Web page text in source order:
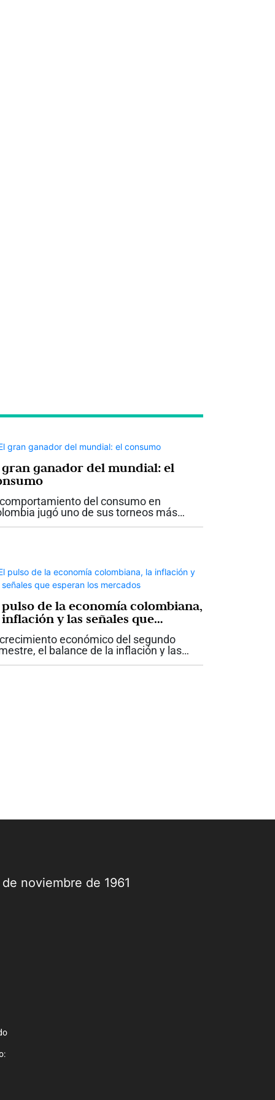
gran ganador del mundial: el
del consumo en
jugó uno de sus torneos más
durante este mundial 2026 y
pulso de la economía colombiana,
y las señales que
los mercados
económico del segundo
el balance de la inflación y las
noviembre de 1961